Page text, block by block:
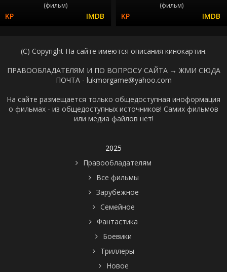
(фильм) (фильм)
(C) Copyright На сайте имеются описания кинокартин.
ПРАВООБЛАДАТЕЛЯМ И ПО ВОПРОСУ САЙТА → ЖМИ СЮДА
ПОЧТА - lukmorgame@yahoo.com
На сайте размещается только общедоступная иноформация
о фильмах - из общедоступных источников! Самих фильмов
или медиа файлов нет!
2025
Правообладателям
Все фильмы
Зарубежное
Семейное
Фантастика
Боевики
Триллеры
Новое